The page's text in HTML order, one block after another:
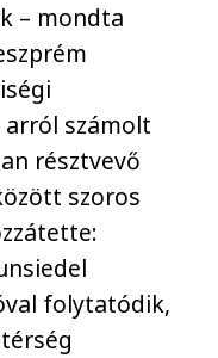
– mondta
számolt
résztvevő
szoros
folytatódik,